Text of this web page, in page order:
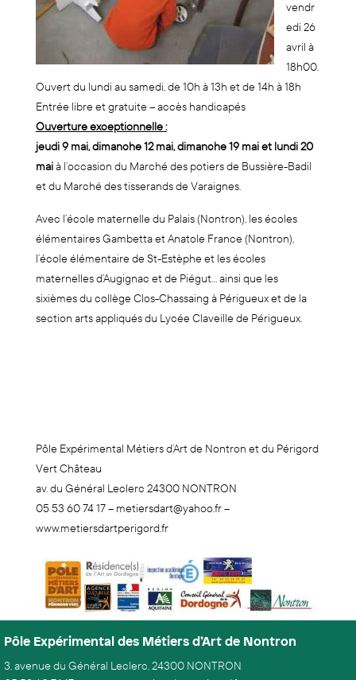
vendr
edi 26
avril à
18h00.
Ouvert du lundi au samedi, de 10h à 13h et de 14h à 18h
Entrée libre et gratuite – accès handicapés
Ouverture exceptionnelle :
jeudi 9 mai, dimanche 12 mai, dimanche 19 mai et lundi 20
maià l’occasion du Marché des potiers de Bussière-Badil
et du Marché des tisserands de Varaignes.
Avec l’école maternelle du Palais (Nontron), les écoles
élémentaires Gambetta et Anatole France (Nontron),
l’école élémentaire de St-Estèphe et les écoles
maternelles d’Augignac et de Piégut… ainsi que les
sixièmes du collège Clos-Chassaing à Périgueux et de la
section arts appliqués du Lycée Claveille de Périgueux.
Pôle Expérimental Métiers d’Art de Nontron et du Périgord
Vert Château
av. du Général Leclerc 24300 NONTRON
05 53 60 74 17 – metiersdart@yahoo.fr –
www.metiersdartperigord.fr
Pôle Expérimental des Métiers d’Art de Nontron
3, avenue du Général Leclerc, 24300 NONTRON